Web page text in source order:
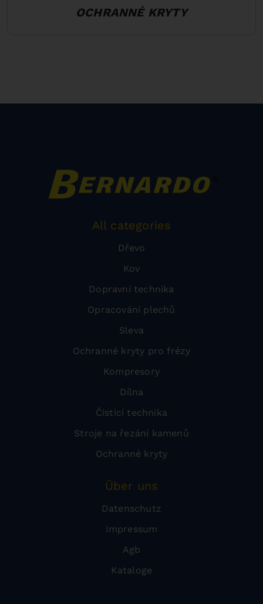
OCHRANNÉ KRYTY
All categories
Dřevo
Kov
Dopravní technika
Opracování plechů
Sleva
Ochranné kryty pro frézy
Kompresory
Dílna
Čisticí technika
Stroje na řezání kamenů
Ochranné kryty
Über uns
Datenschutz
Impressum
Agb
Kataloge